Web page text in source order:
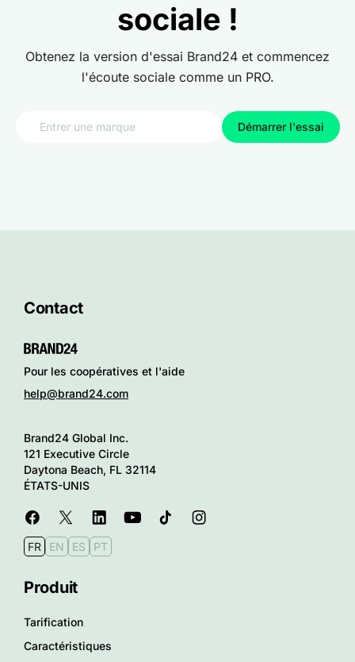
sociale !
Obtenez la version d'essai Brand24 et commencez
l'écoute sociale comme un PRO.
Démarrer l'essai
Contact
Pour les coopératives et l'aide
help@brand24.com
Brand24 Global Inc.
121 Executive Circle
Daytona Beach, FL 32114
ÉTATS-UNIS
FR EN ES PT
Produit
Tarification
Caractéristiques